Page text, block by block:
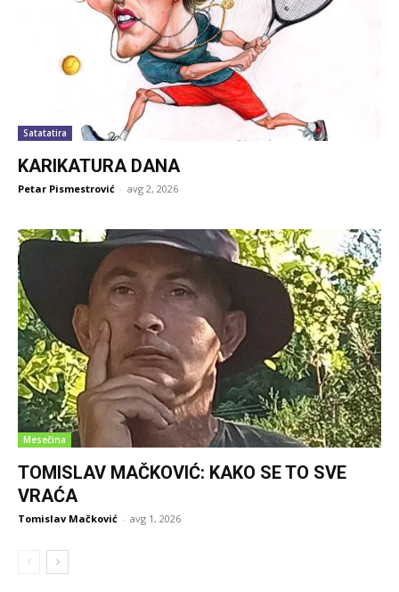
Satatatira
KARIKATURA DANA
Petar Pismestrović - avg 2, 2026
Mesečina
TOMISLAV MAČKOVIĆ: KAKO SE TO SVE
VRAĆA
Tomislav Mačković - avg 1, 2026